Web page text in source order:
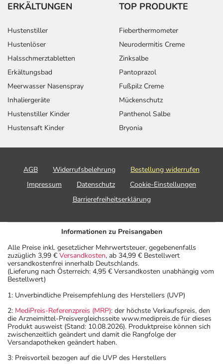
ERKÄLTUNGEN
Hustenstiller
Hustenlöser
Halsschmerztabletten
Erkältungsbad
Meerwasser Nasenspray
Inhaliergeräte
Hustenstiller Kinder
Hustensaft Kinder
TOP PRODUKTE
Fieberthermometer
Neurodermitis Creme
Zinksalbe
Pantoprazol
Fußpilz Creme
Mückenschutz
Panthenol Salbe
Bryonia
AGB Widerrufsbelehrung
Bestellung widerrufen
Impressum
Datenschutz
Cookie-Einstellungen
Barrierefreiheitserklärung
Informationen zu Preisangaben
Alle Preise inkl. gesetzlicher Mehrwertsteuer, gegebenenfalls
zuzüglich 3,99 € Versandkosten, ab 34,99 € Bestellwert
versandkostenfrei innerhalb Deutschlands.
(Lieferung nach Österreich: 4,95 € Versandkosten unabhängig vom
Bestellwert)
1: Unverbindliche Preisempfehlung des Herstellers (UVP)
2: MediPreis-Referenzpreis (MRP): der höchste Verkaufspreis, den
die Arzneimittel-Preisvergleichsseite www.medipreis.de für dieses
Produkt ausweist (Stand: 10.08.2026). Produktpreise können sich
zwischenzeitlich geändert und damit die Rangfolge der
Versandapotheken geändert haben.
3: Preisvorteil bezogen auf die UVP des Herstellers